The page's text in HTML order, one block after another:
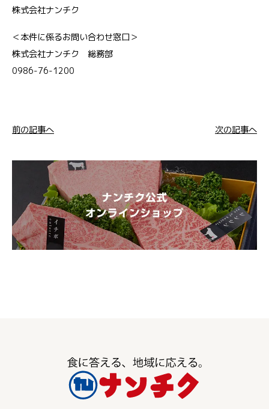
株式会社ナンチク
＜本件に係るお問い合わせ窓口＞
株式会社ナンチク 総務部
0986-76-1200
前の記事へ 次の記事へ